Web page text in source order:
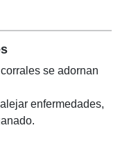
se adornan
enfermedades,